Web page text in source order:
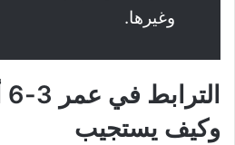
وغيرها.
وكيف يستجيب